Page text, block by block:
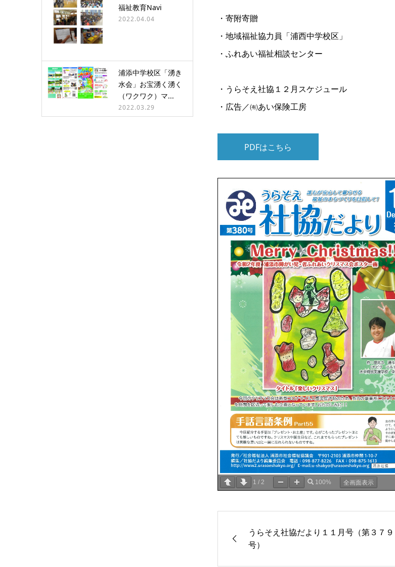
・寄附寄贈
・地域福祉協力員「浦西中学校区」
・ふれあい福祉相談センター
・うらそえ社協１２月スケジュール
・広告／㈲あい保険工房
PDFはこちら
ページ 1 / 2 ズーム 100%
うらそえ社協だより１１月号（第３７９
号）
福祉教育Navi
2022.04.04
浦添中学校区「湧き
水会」お宝湧く湧く
（ワクワク）マ...
2022.03.29